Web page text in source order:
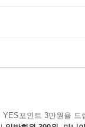
포인트 3만원을 드